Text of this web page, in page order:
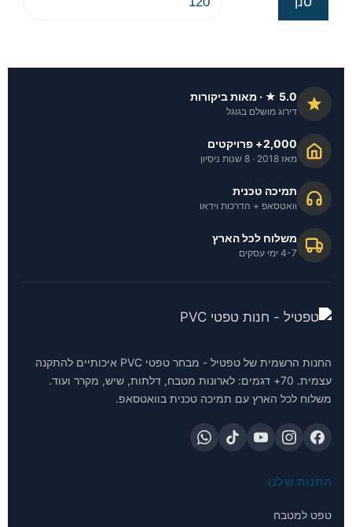
5.0 ★ · מאות ביקורות
דירוג מושלם בגוגל
2,000+ פרויקטים
מאז 2018 · 8 שנות ניסיון
תמיכה טכנית
וואטסאפ + הדרכות וידאו
משלוח לכל הארץ
4-7 ימי עסקים
החנות הרשמית של טפטיל - מבחר טפטי PVC איכותיים להתקנה
עצמית. 70+ דגמים: לארונות מטבח, דלתות, שיש, מקרר ועוד.
משלוח לכל הארץ עם תמיכה טכנית בוואטסאפ.
החנות שלנו
טפט למטבח